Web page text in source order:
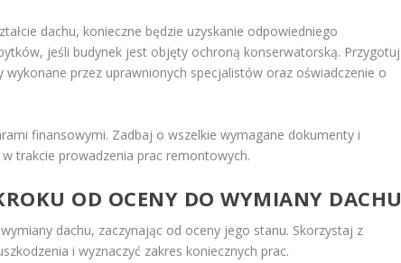
dachu, konieczne będzie uzyskanie odpowiedniego
jeśli budynek jest objęty ochroną konserwatorską. Przygotuj
przez uprawnionych specjalistów oraz oświadczenie o
finansowymi. Zadbaj o wszelkie wymagane dokumenty i
trakcie prowadzenia prac remontowych.
OD OCENY DO WYMIANY DACHU
dachu, zaczynając od oceny jego stanu. Skorzystaj z
i wyznaczyć zakres koniecznych prac.